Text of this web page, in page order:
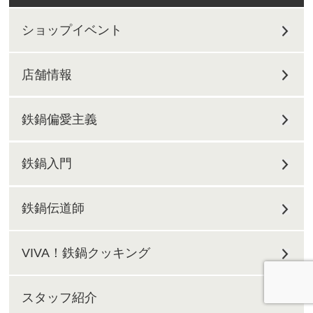
ショップイベント
店舗情報
鉄鍋偏愛主義
鉄鍋入門
鉄鍋伝道師
VIVA！鉄鍋クッキング
スタッフ紹介